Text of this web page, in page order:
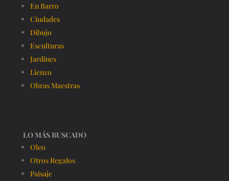
En Barro
Ciudades
Dibujo
Esculturas
Jardines
Lienzo
Obras Maestras
LO MÁS BUSCADO
Oleo
Otros Regalos
Paisaje